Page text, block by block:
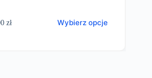
zł Wybierz opcje